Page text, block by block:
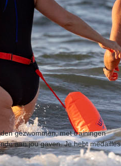
gezwommen, met trainingen
aan jou gaven. Je hebt medailles